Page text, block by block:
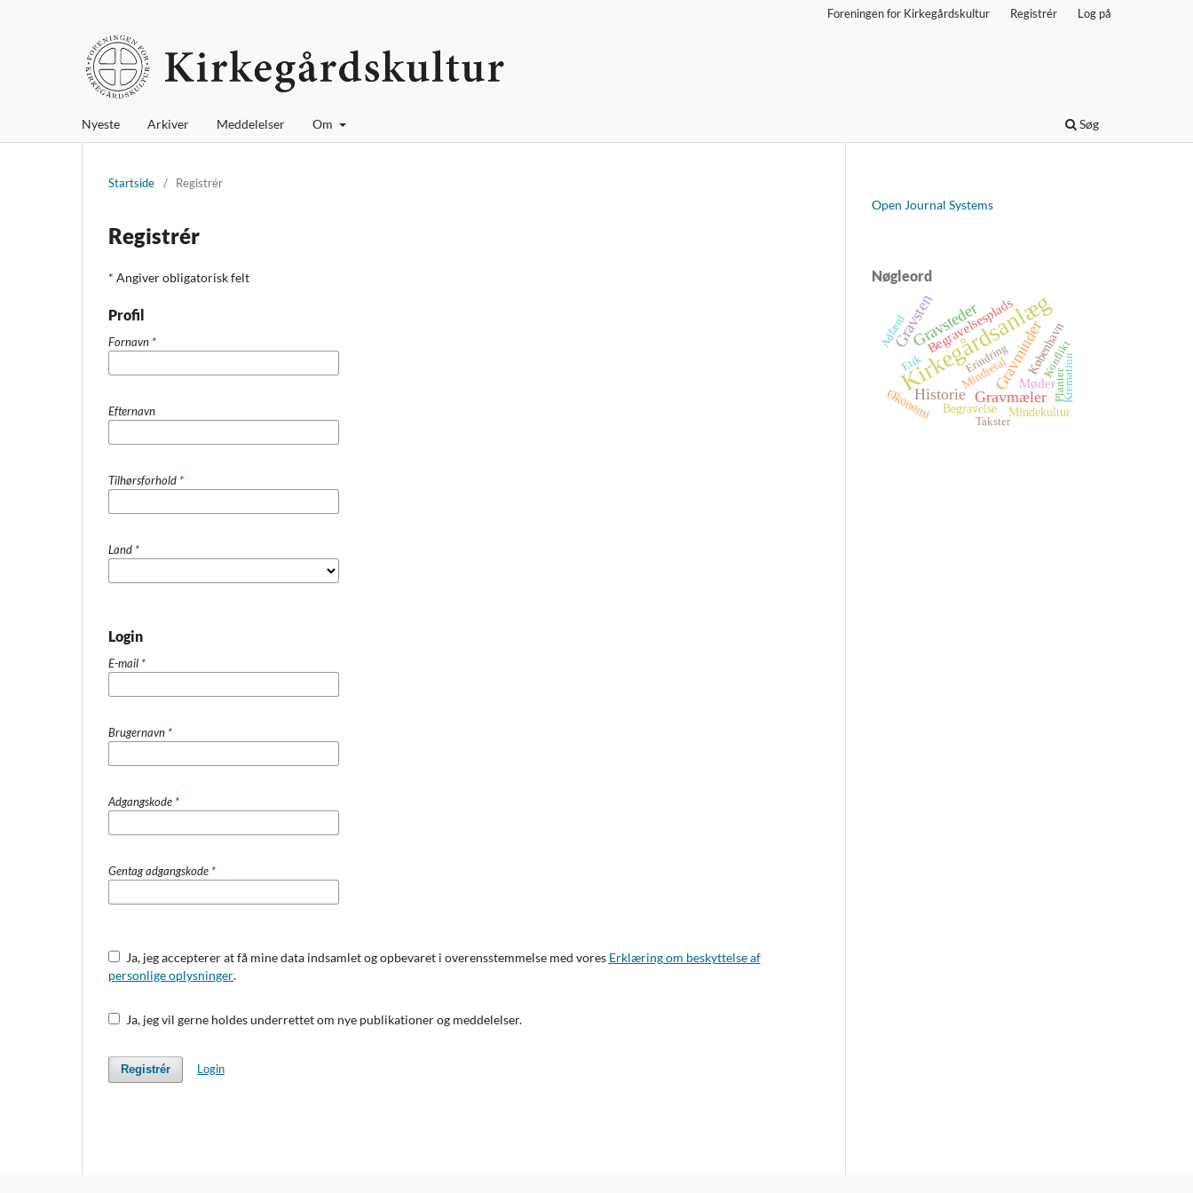
Nyeste Arkiver Meddelelser Om Søg
Foreningen for Kirkegårdskultur Registrér Log på
Startside / Registrér
Registrér
* Angiver obligatorisk felt
Profil
Fornavn *
Efternavn
Tilhørsforhold *
Land *
Login
E-mail *
Brugernavn *
Adgangskode *
Gentag adgangskode *
Ja, jeg accepterer at få mine data indsamlet og opbevaret i overensstemmelse med vores Erklæring om beskyttelse af
personlige oplysninger.
Ja, jeg vil gerne holdes underrettet om nye publikationer og meddelelser.
Registrér Login
Open Journal Systems
Nøgleord
Kirkegårdsanlæg
Gravsteder Gravminder
Gravsten
Gravmæler
Historie
Møder
BegravelsespladsKøbenhavn
Begravelse
Økonomi
Mindretal
Mindekultur
Adfærd
Konflikt
Erindring
Planter
Takster
Etik Kremation